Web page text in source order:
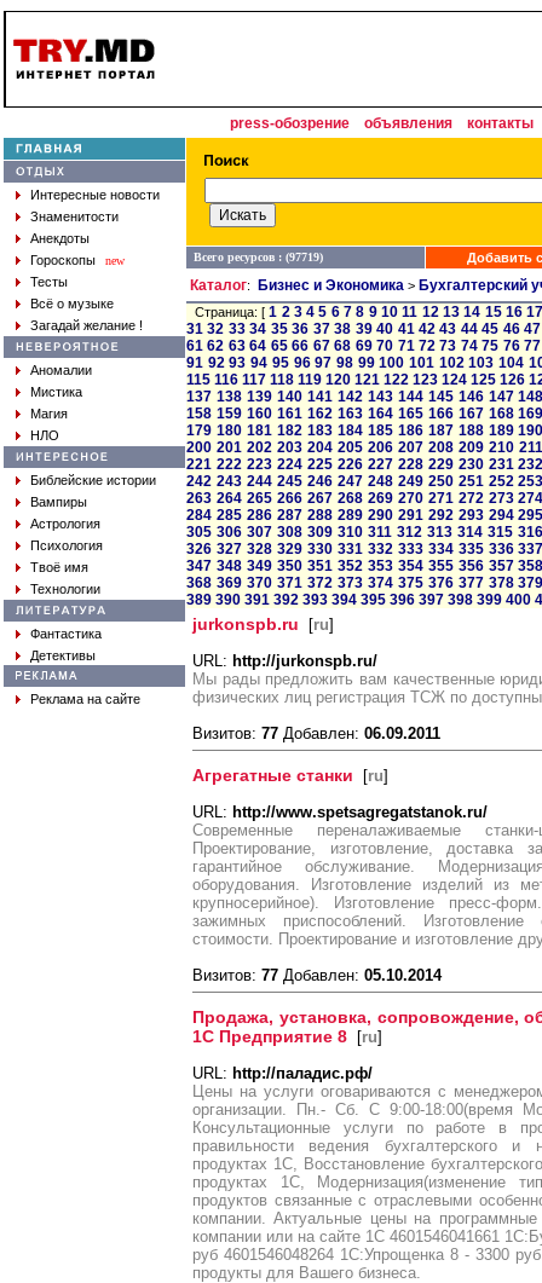
press-обозрение объявления контакты
Интересные новости
Знаменитости
Анекдоты
Гороскопы
new
Тесты
Всё о музыке
Загадай желание !
Аномалии
Мистика
Магия
НЛО
Библейские истории
Вампиры
Астрология
Психология
Твоё имя
Технологии
Фантастика
Детективы
Реклама на сайте
Всего ресурсов : (97719) Добавить
Каталог: Бизнес и Экономика > Бухгалтерский
Страница: [1 2 3 4 5 6 7 8 9 10 11 12 13 14 15 16
31 32 33 34 35 36 37 38 39 40 41 42 43 44 45 46 47
61 62 63 64 65 66 67 68 69 70 71 72 73 74 75 76 77
91 92 93 94 95 96 97 98 99 100 101 102 103 104
115 116 117 118 119 120 121 122 123 124 125 126
137 138 139 140 141 142 143 144 145 146 147
158 159 160 161 162 163 164 165 166 167 168
179 180 181 182 183 184 185 186 187 188 189
200 201 202 203 204 205 206 207 208 209 210 211
221 222 223 224 225 226 227 228 229 230 231
242 243 244 245 246 247 248 249 250 251 252
263 264 265 266 267 268 269 270 271 272 273
284 285 286 287 288 289 290 291 292 293 294
305 306 307 308 309 310 311 312 313 314 315 316
326 327 328 329 330 331 332 333 334 335 336
347 348 349 350 351 352 353 354 355 356 357
368 369 370 371 372 373 374 375 376 377 378
389 390 391 392 393 394 395 396 397 398 399 400
jurkonspb.ru [ru]
URL: http://jurkonspb.ru/
Мы рады предложить вам качественные
физических лиц регистрация ТСЖ по
Визитов: 77 Добавлен: 06.09.2011
Агрегатные станки [ru]
URL: http://www.spetsagregatstanok.ru/
Современные переналаживаемые
Проектирование, изготовление, доставка
гарантийное обслуживание.
оборудования. Изготовление изделий из
крупносерийное). Изготовление пресс-
зажимных приспособлений.
стоимости. Проектирование и изготовление
Визитов: 77 Добавлен: 05.10.2014
Продажа, установка, сопровождение,
1С Предприятие 8 [ru]
URL: http://паладис.рф/
Цены на услуги оговариваются с
организации. Пн.- Сб. С 9:00-18:00(время
Консультационные услуги по работе в
правильности ведения бухгалтерского и
продуктах 1С, Восстановление
продуктах 1С, Модернизация(изменение
продуктов связанные с отраслевыми
компании. Актуальные цены на
компании или на сайте 1С 4601546041661
руб 4601546048264 1С:Упрощенка 8 - 3300
продукты для Вашего бизнеса.